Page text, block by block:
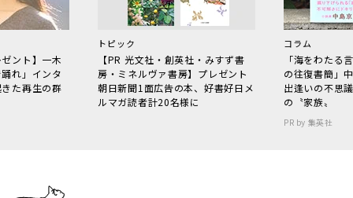
ント】一木
れ」インタ
た再生の群
トピック
【PR 光文社・創英社・みすず書
房・ミネルヴァ書房】プレゼント
朝日新聞1面広告の本、好書好日メ
ルマガ読者計20名様に
コラム
「海をわた
の往復書簡」
出逢いの不思
の〝家族〟
PR by 集英社